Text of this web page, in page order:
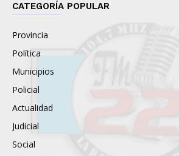
CATEGORÍA POPULAR
Provincia
Política
Municipios
Policial
Actualidad
Judicial
Social